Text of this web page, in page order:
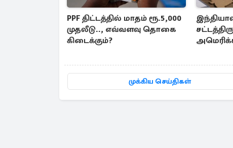
PPF திட்டத்தில் மாதம் ரூ.5,000
முதலீடு.., எவ்வளவு தொகை
கிடைக்கும்?
முக்கிய செய்திகள்